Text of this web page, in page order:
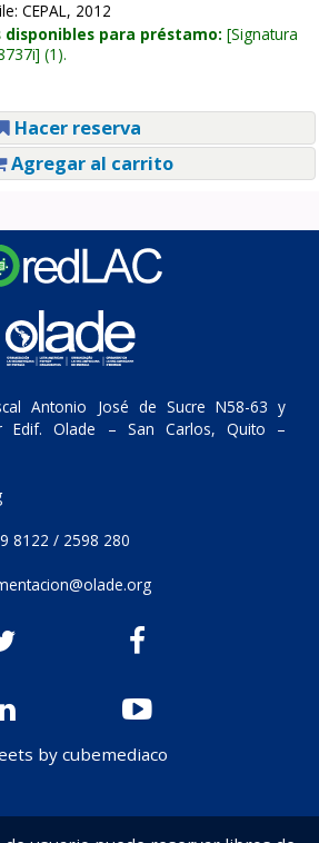
CEPAL, 2012
disponibles para préstamo: Signatura
(1).
Hacer reserva
Agregar al carrito
Antonio José de Sucre N58-63 y
Edif. Olade – San Carlos, Quito –
8122 / 2598 280
by cubemediaco